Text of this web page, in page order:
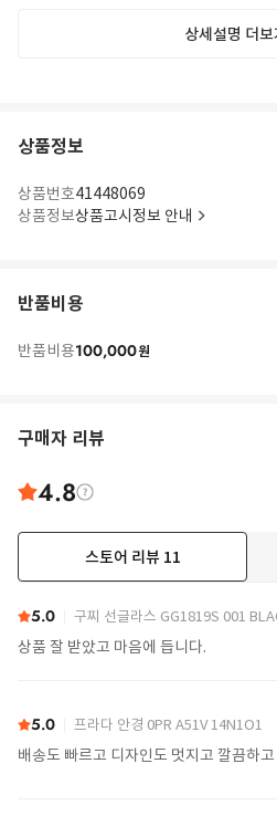
상세설명 더보
상품정보
상품번호41448069
상품정보상품고시정보 안내
반품비용
반품비용100,000원
구매자 리뷰
4.8
스토어 리뷰 11
5.0 구찌 선글라스 GG1819S 001
상품 잘 받았고 마음에 듭니다.
5.0 프라다 안경 0PR A51V 14N1O1
배송도 빠르고 디자인도 멋지고 깔끔하